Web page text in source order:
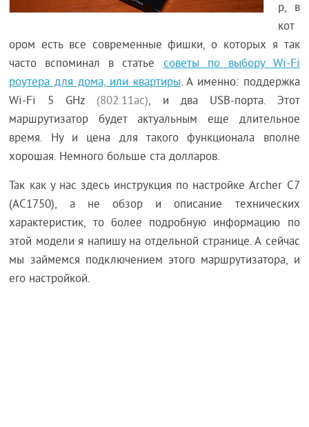
р, в
кот
ором есть все современные фишки, о которых я так
часто вспоминал в статьесоветы по выбору Wi-Fi
роутера для дома, или квартиры. А именно: поддержка
Wi-Fi 5 GHz (802.11ac), и два USB-порта. Этот
маршрутизатор будет актуальным еще длительное
время. Ну и цена для такого функционала вполне
хорошая. Немного больше ста долларов.
Так как у нас здесь инструкция по настройке Archer C7
(AC1750), а не обзор и описание технических
характеристик, то более подробную информацию по
этой модели я напишу на отдельной странице. А сейчас
мы займемся подключением этого маршрутизатора, и
его настройкой.